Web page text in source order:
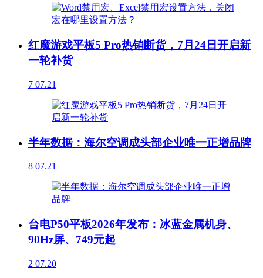
红魔游戏平板5 Pro热销断货，7月24日开启新
一轮补货
7 07.21
半年数据：海尔空调成头部企业唯一正增品牌
8 07.21
台电P50平板2026年发布：冰蓝金属机身、
90Hz屏、749元起
2 07.20